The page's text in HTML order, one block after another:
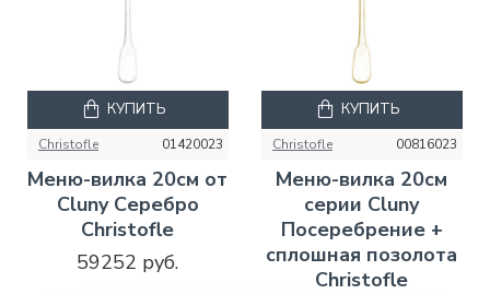
Christofle 01420023
Меню-вилка 20см от
Cluny Серебро
Christofle
59252 руб.
КУПИТЬ
Christofle 00816023
Меню-вилка 20см
серии Cluny
Посеребрение +
сплошная позолота
Christofle
КУПИТЬ